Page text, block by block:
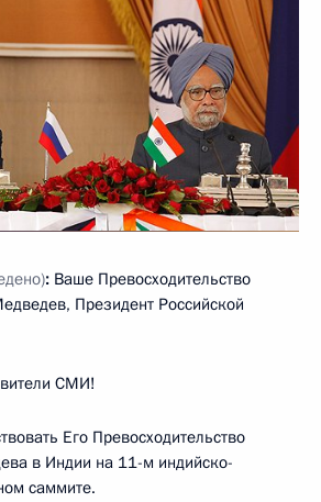
: Ваше Превосходительство
Президент Российской
СМИ!
Его Превосходительство
в Индии на 11-м индийско-
саммите.